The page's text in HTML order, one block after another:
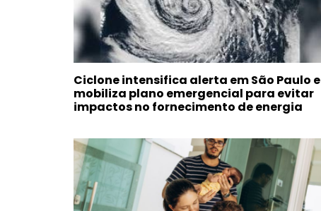
Ciclone intensifica alerta em São Paulo e
mobiliza plano emergencial para evitar
impactos no fornecimento de energia